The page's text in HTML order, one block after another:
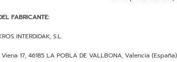
FABRICANTE:
INTERDIDAK, S.L.
17, 46185 LA POBLA DE VALLBONA, Valencia